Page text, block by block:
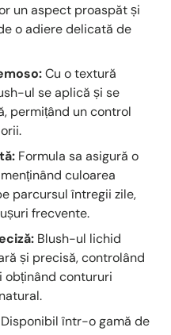
un aspect proaspăt și
o adiere delicată de
Cu o textură
ul se aplică și se
permițând un control
Formula sa asigură o
culoarea
parcursul întregii zile,
frecvente.
Blush-ul lichid
și precisă, controlând
contururi
Disponibil într-o gamă de